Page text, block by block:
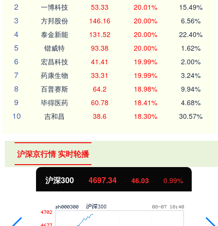
2 一博科技 53.33 20.01% 15.49%
3 方邦股份 146.16 20.00% 6.56%
4 泰金新能 131.52 20.00% 22.40%
5 锴威特 93.38 20.00% 1.62%
6 宏昌科技 41.41 19.99% 2.00%
7 药康生物 33.31 19.99% 3.24%
8 百普赛斯 64.2 18.98% 9.94%
9 毕得医药 60.78 18.41% 4.68%
10 吉和昌 38.6 18.30% 30.57%
沪深京行情 实时轮播
0.99% 北证50 1124.09